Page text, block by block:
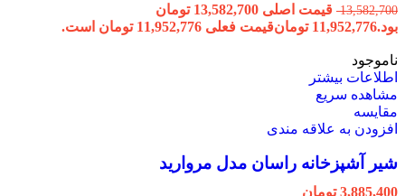
13,582,700
قیمت اصلی 13,582,700 تومان
بود.11,952,776 تومانقیمت فعلی 11,952,776 تومان است.
ناموجود
اطلاعات بیشتر
مشاهده سریع
مقایسه
افزودن به علاقه مندی
شیر آشپزخانه راسان مدل مروارید
3,885,400 تومان